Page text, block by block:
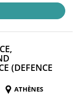
(DEFENCE
ATHÈNES